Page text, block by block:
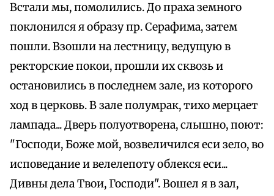
Встали мы, помолились. До праха земного
поклонился я образу пр. Серафима, затем
пошли. Взошли на лестницу, ведущую в
ректорские покои, прошли их сквозь и
остановились в последнем зале, из которого
ход в церковь. В зале полумрак, тихо мерцает
лампада... Дверь полуотворена, слышно, поют:
"Господи, Боже мой, возвеличился еси зело, во
исповедание и велелепоту облекся еси...
Дивны дела Твои, Господи". Вошел я в зал,